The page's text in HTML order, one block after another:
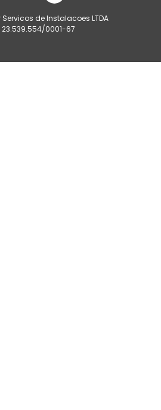
Servicos de Instalacoes LTDA
23.539.554/0001-67